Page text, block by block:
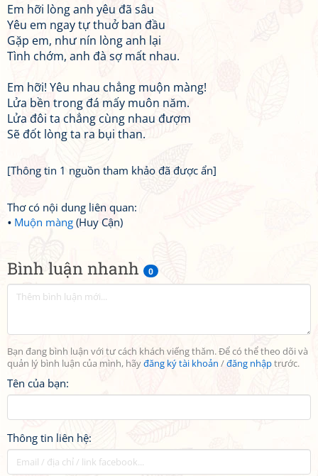
Bình luận nhanh 0
Bạn đang bình luận với tư cách khách viếng thăm. Để có thể theo dõi và
quản lý bình luận của mình, hãyđăng ký tài khoản /đăng nhậptrước.
Tên của bạn:
Thông tin liên hệ:
Em hỡi lòng anh yêu đã sâu
Yêu em ngay tự thuở ban đầu
Gặp em, như nín lòng anh lại
Tình chớm, anh đà sợ mất nhau.
Em hỡi! Yêu nhau chẳng muộn màng!
Lửa bền trong đá mấy muôn năm.
Lửa đôi ta chẳng cùng nhau đượm
Sẽ đốt lòng ta ra bụi than.
[Thông tin 1 nguồn tham khảo đã được ẩn]
Thơ có nội dung liên quan:
Muộn màng (Huy Cận)